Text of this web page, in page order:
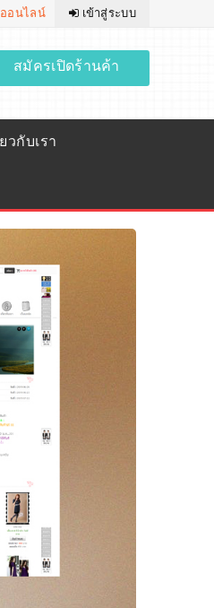
ออนไลน์ เข้าสู่ระบบ
สมัครเปิดร้านค้า
วกับเรา